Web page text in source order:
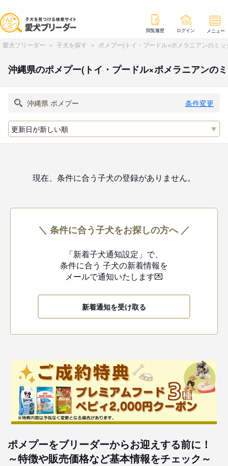
閲覧履歴 ログイン メニュー
愛犬ブリーダー 子犬を探す ポメプー(トイ・プードル×ポメラニアンのミ
沖縄県のポメプー(トイ・プードル×ポメラニアンの
条件変更
現在、条件に合う子犬の登録がありません。
＼ 条件に合う子犬をお探しの方へ ／
「新着子犬通知設定」で、
条件に合う 子犬の新着情報を
メールで通知いたします💌
新着通知を受け取る
ポメプーをブリーダーからお迎えする前に！
～特徴や販売価格など基本情報をチェック～